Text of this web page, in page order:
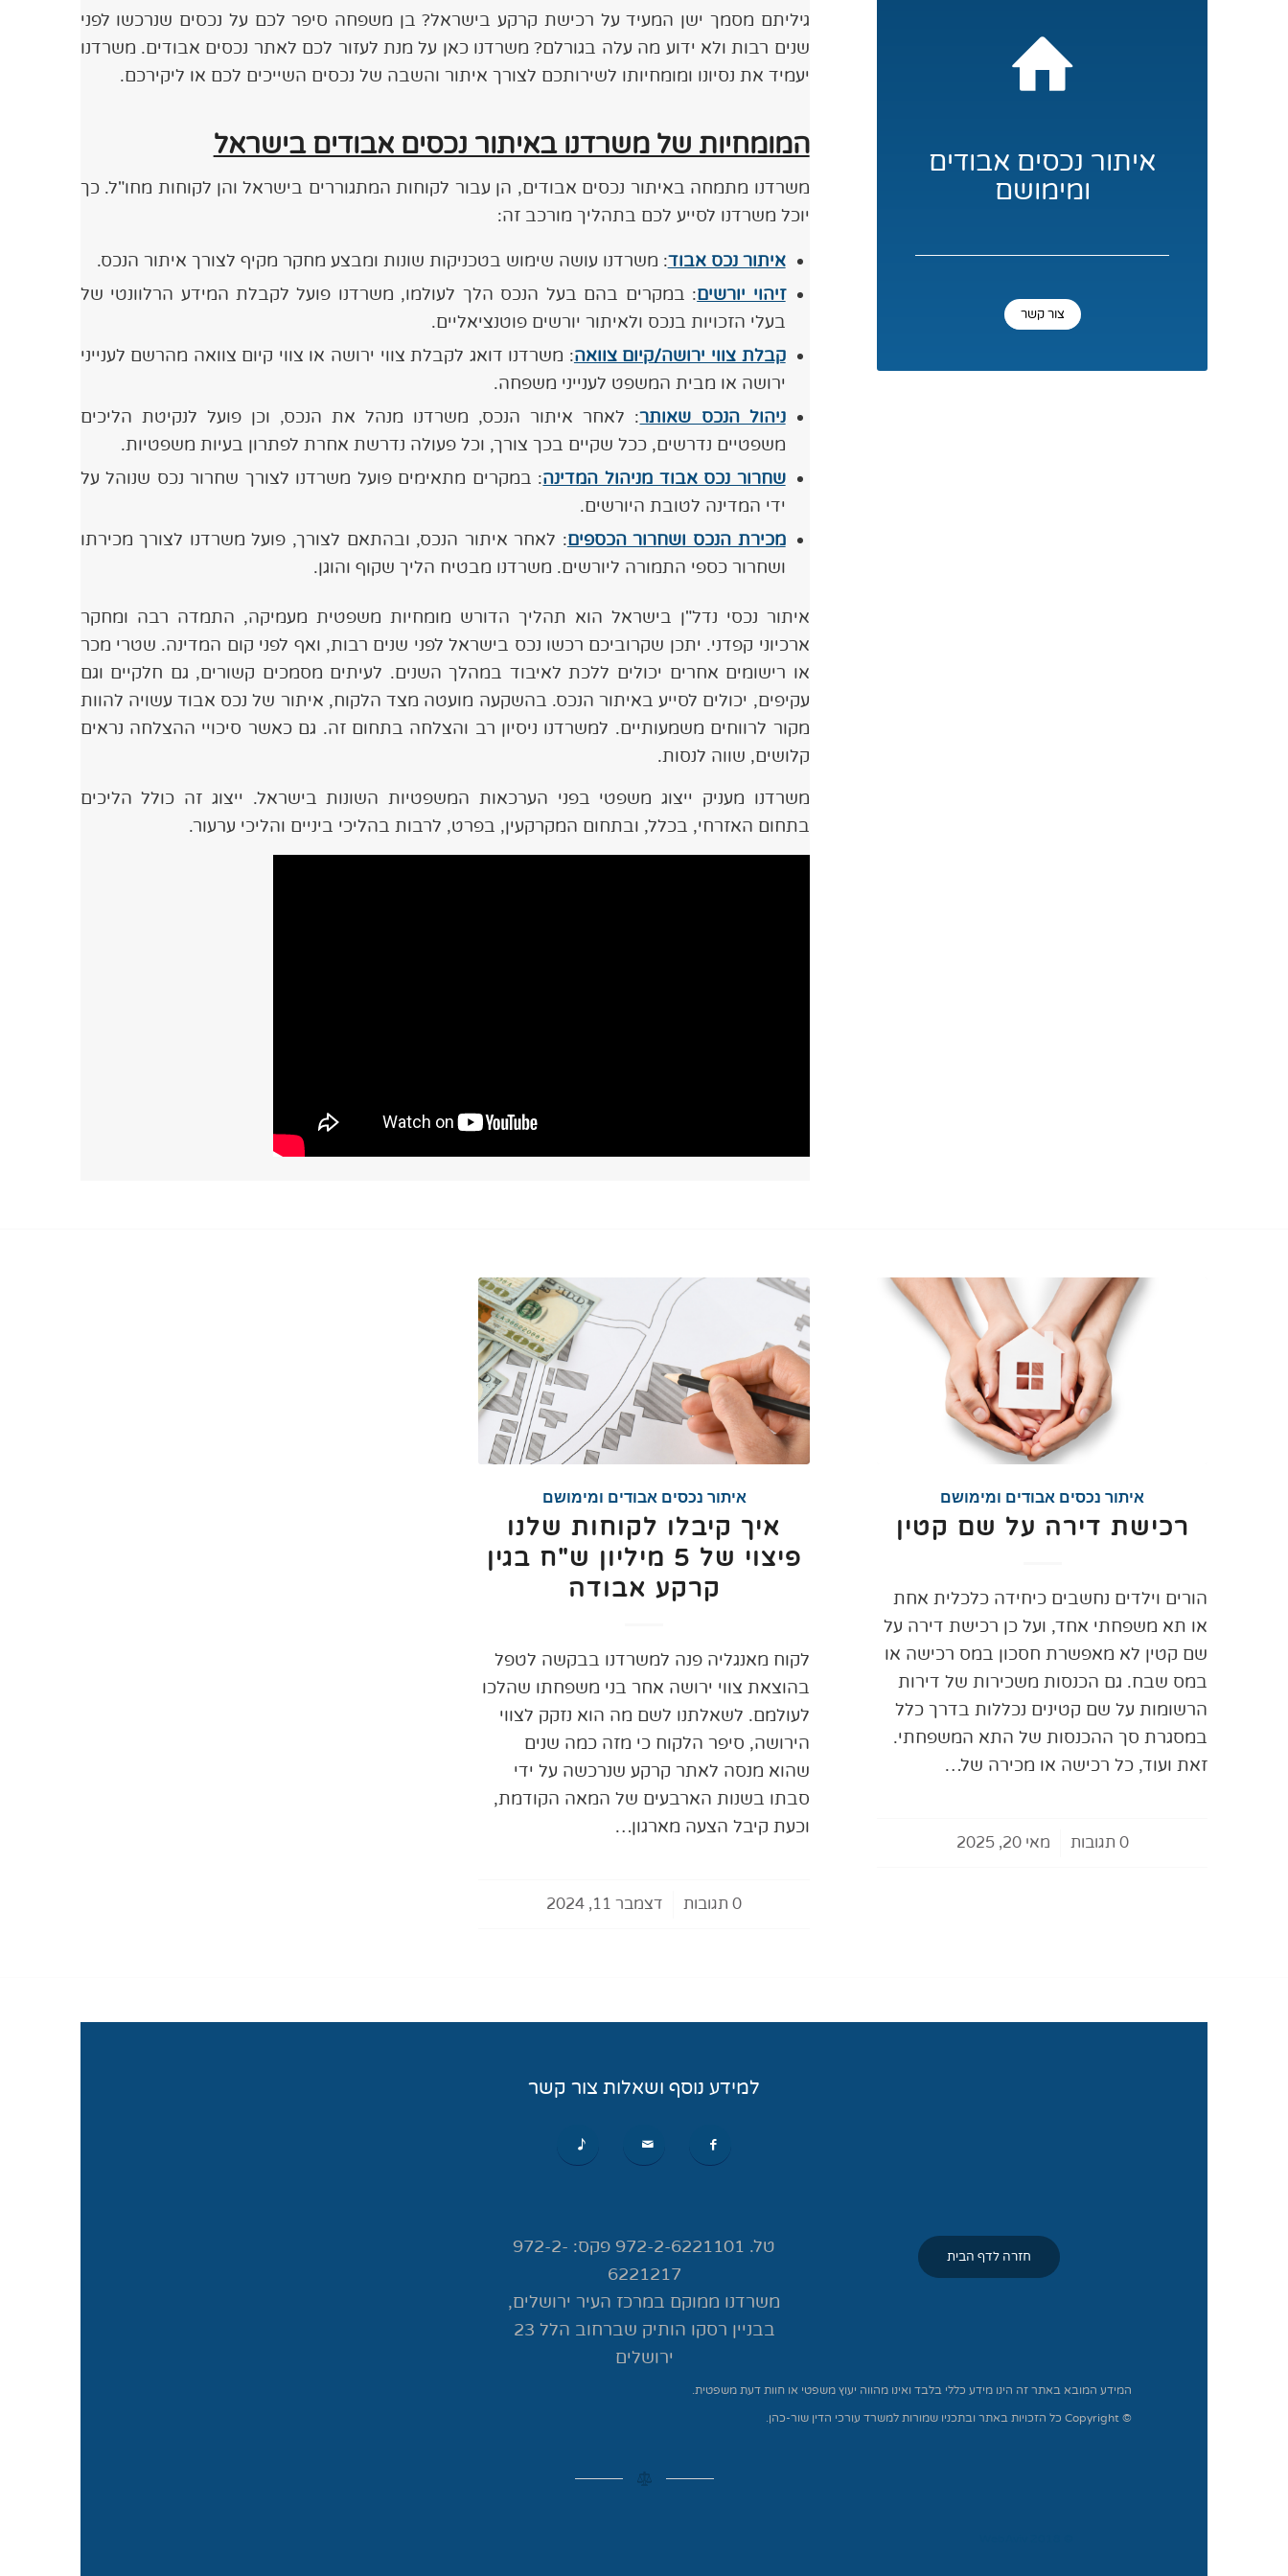
איתור נכסים אבודים
ומימושם
צור קשר
גיליתם מסמך ישן המעיד על רכישת קרקע בישראל? בן משפחה סיפר לכם על נכסים שנרכשו לפני
שנים רבות ולא ידוע מה עלה בגורלם? משרדנו כאן על מנת לעזור לכם לאתר נכסים אבודים. משרדנו
יעמיד את נסיונו ומומחיותו לשירותכם לצורך איתור והשבה של נכסים השייכים לכם או ליקירכם.
המומחיות של משרדנו באיתור נכסים אבודים בישראל
משרדנו מתמחה באיתור נכסים אבודים, הן עבור לקוחות המתגוררים בישראל והן לקוחות מחו"ל. כך
יוכל משרדנו לסייע לכם בתהליך מורכב זה:
איתור נכס אבוד: משרדנו עושה שימוש בטכניקות שונות ומבצע מחקר מקיף לצורך איתור הנכס.
זיהוי יורשים: במקרים בהם בעל הנכס הלך לעולמו, משרדנו פועל לקבלת המידע הרלוונטי של
בעלי הזכויות בנכס ולאיתור יורשים פוטנציאליים.
קבלת צווי ירושה/קיום צוואה: משרדנו דואג לקבלת צווי ירושה או צווי קיום צוואה מהרשם לענייני
ירושה או מבית המשפט לענייני משפחה.
ניהול הנכס שאותר: לאחר איתור הנכס, משרדנו מנהל את הנכס, וכן פועל לנקיטת הליכים
משפטיים נדרשים, ככל שקיים בכך צורך, וכל פעולה נדרשת אחרת לפתרון בעיות משפטיות.
שחרור נכס אבוד מניהול המדינה: במקרים מתאימים פועל משרדנו לצורך שחרור נכס שנוהל על
ידי המדינה לטובת היורשים.
מכירת הנכס ושחרור הכספים: לאחר איתור הנכס, ובהתאם לצורך, פועל משרדנו לצורך מכירתו
ושחרור כספי התמורה ליורשים. משרדנו מבטיח הליך שקוף והוגן.
איתור נכסי נדל"ן בישראל הוא תהליך הדורש מומחיות משפטית מעמיקה, התמדה רבה ומחקר
ארכיוני קפדני. יתכן שקרוביכם רכשו נכס בישראל לפני שנים רבות, ואף לפני קום המדינה. שטרי מכר
או רישומים אחרים יכולים ללכת לאיבוד במהלך השנים. לעיתים מסמכים קשורים, גם חלקיים וגם
עקיפים, יכולים לסייע באיתור הנכס. בהשקעה מועטה מצד הלקוח, איתור של נכס אבוד עשויה להוות
מקור לרווחים משמעותיים. למשרדנו ניסיון רב והצלחה בתחום זה. גם כאשר סיכויי ההצלחה נראים
קלושים, שווה לנסות.
משרדנו מעניק ייצוג משפטי בפני הערכאות המשפטיות השונות בישראל. ייצוג זה כולל הליכים
בתחום האזרחי, בכלל, ובתחום המקרקעין, בפרט, לרבות בהליכי ביניים והליכי ערעור.
איתור נכסים אבודים ומימושם
רכישת דירה על שם קטין
הורים וילדים נחשבים כיחידה כלכלית אחת
או תא משפחתי אחד, ועל כן רכישת דירה על
שם קטין לא מאפשרת חסכון במס רכישה או
במס שבח. גם הכנסות משכירות של דירות
הרשומות על שם קטינים נכללות בדרך כלל
במסגרת סך ההכנסות של התא המשפחתי.
זאת ועוד, כל רכישה או מכירה של…
0 תגובות
/ מאי 20, 2025
איתור נכסים אבודים ומימושם
איך קיבלו לקוחות שלנו
פיצוי של 5 מיליון ש"ח בגין
קרקע אבודה
לקוח מאנגליה פנה למשרדנו בבקשה לטפל
בהוצאת צווי ירושה אחר בני משפחתו שהלכו
לעולמם. לשאלתנו לשם מה הוא נזקק לצווי
הירושה, סיפר הלקוח כי מזה כמה שנים
שהוא מנסה לאתר קרקע שנרכשה על ידי
סבתו בשנות הארבעים של המאה הקודמת,
וכעת קיבל הצעה מארגון…
0 תגובות
/ דצמבר 11, 2024
למידע נוסף ושאלות צור קשר
חזרה לדף הבית
טל. 972-2-6221101 פקס: 972-2-
6221217
משרדנו ממוקם במרכז העיר ירושלים,
בבניין רסקו הותיק שברחוב הלל 23
ירושלים
המידע המובא באתר זה הינו מידע כללי בלבד ואינו מהווה יעוץ משפטי או חוות דעת משפטית.
© Copyright כל הזכויות באתר ובתכניו שמורות למשרד עורכי הדין שור-כהן.